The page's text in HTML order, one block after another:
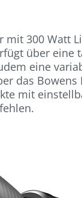
mit 300 Watt
über
eine
das
mit